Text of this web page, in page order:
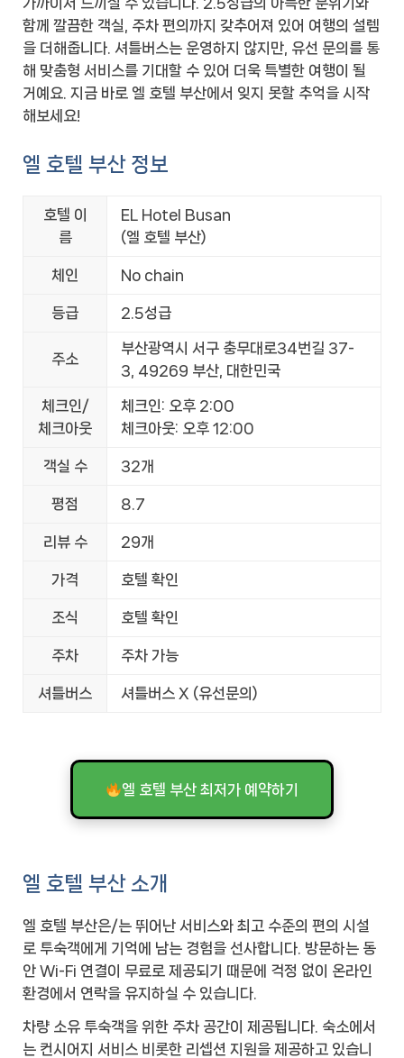
함께 깔끔한 객실, 주차 편의까지 갖추어져 있어 여행의 설렘
을 더해줍니다. 셔틀버스는 운영하지 않지만, 유선 문의를 통
해 맞춤형 서비스를 기대할 수 있어 더욱 특별한 여행이 될
거예요. 지금 바로 엘 호텔 부산에서 잊지 못할 추억을 시작
해보세요!
엘 호텔 부산 정보
호텔 이
름
EL Hotel Busan
(엘 호텔 부산)
체인 No chain
등급 2.5성급
주소
부산광역시 서구 충무대로34번길 37-
3, 49269 부산, 대한민국
체크인/
체크아웃
체크인: 오후 2:00
체크아웃: 오후 12:00
객실 수 32개
평점 8.7
리뷰 수 29개
가격 호텔 확인
조식 호텔 확인
주차 주차 가능
셔틀버스 셔틀버스 X (유선문의)
엘 호텔 부산 최저가 예약하기
엘 호텔 부산 소개
엘 호텔 부산은/는 뛰어난 서비스와 최고 수준의 편의 시설
로 투숙객에게 기억에 남는 경험을 선사합니다. 방문하는 동
안 Wi-Fi 연결이 무료로 제공되기 때문에 걱정 없이 온라인
환경에서 연락을 유지하실 수 있습니다.
차량 소유 투숙객을 위한 주차 공간이 제공됩니다. 숙소에서
는 컨시어지 서비스 비롯한 리셉션 지원을 제공하고 있습니